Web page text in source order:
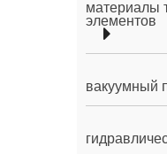
материалы
элементов
вакуумный